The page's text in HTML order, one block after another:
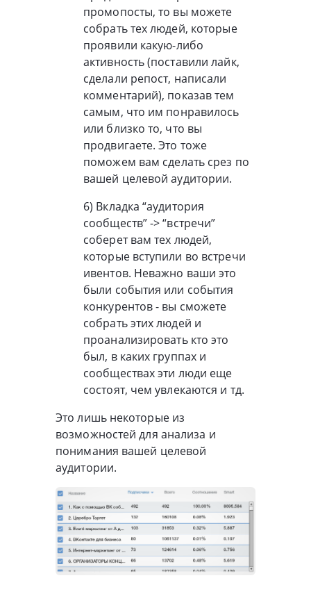
промопосты, то вы можете
собрать тех людей, которые
проявили какую-либо
активность (поставили лайк,
сделали репост, написали
комментарий), показав тем
самым, что им понравилось
или близко то, что вы
продвигаете. Это тоже
поможем вам сделать срез по
вашей целевой аудитории.
6) Вкладка “аудитория
сообществ” -> “встречи”
соберет вам тех людей,
которые вступили во встречи
ивентов. Неважно ваши это
были события или события
конкурентов - вы сможете
собрать этих людей и
проанализировать кто это
был, в каких группах и
сообществах эти люди еще
состоят, чем увлекаются и тд.
Это лишь некоторые из
возможностей для анализа и
понимания вашей целевой
аудитории.